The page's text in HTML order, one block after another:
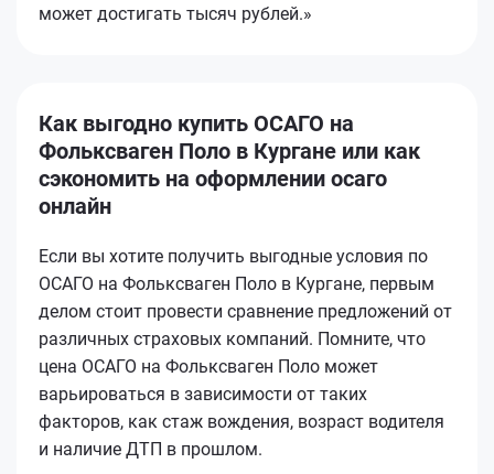
может достигать тысяч рублей.»
Как выгодно купить ОСАГО на
Фольксваген Поло в Кургане или как
сэкономить на оформлении осаго
онлайн
Если вы хотите получить выгодные условия по
ОСАГО на Фольксваген Поло в Кургане, первым
делом стоит провести сравнение предложений от
различных страховых компаний. Помните, что
цена ОСАГО на Фольксваген Поло может
варьироваться в зависимости от таких
факторов, как стаж вождения, возраст водителя
и наличие ДТП в прошлом.